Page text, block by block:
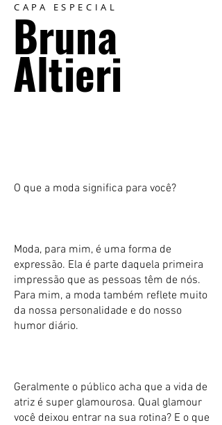
CAPA ESPECIAL
Bruna
Altieri
O que a moda significa para você?
Moda, para mim, é uma forma de
expressão. Ela é parte daquela primeira
impressão que as pessoas têm de nós.
Para mim, a moda também reflete muito
da nossa personalidade e do nosso
humor diário.
Geralmente o público acha que a vida de
atriz é super glamourosa. Qual glamour
você deixou entrar na sua rotina? E o que